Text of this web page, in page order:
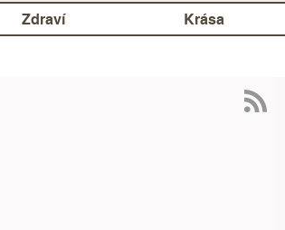
Zdraví Krása